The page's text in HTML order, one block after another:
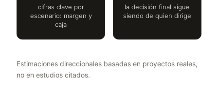
cifras clave por
escenario: margen y
caja
la decisión final sigue
siendo de quien dirige
Estimaciones direccionales basadas en proyectos reales,
no en estudios citados.